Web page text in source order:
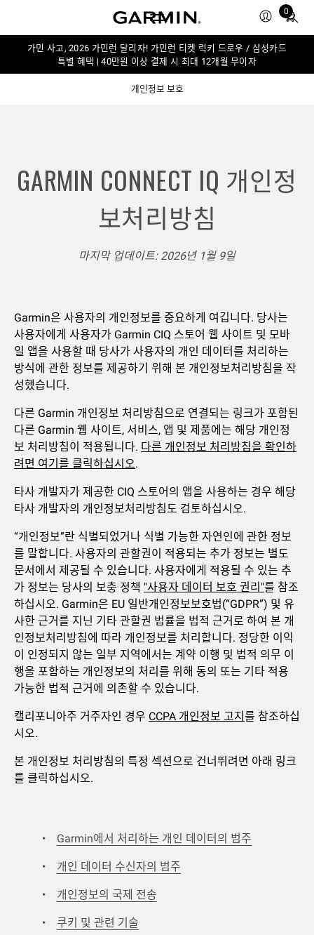
0
Total
items
in
cart:
가민 사고, 2026 가민런 달리자! 가민런 티켓 럭키 드로우 / 삼성카드
특별 혜택 | 40만원 이상 결제 시 최대 12개월 무이자
개인정보 보호
GARMIN CONNECT IQ 개인정
보처리방침
마지막 업데이트: 2026년 1월 9일
Garmin은 사용자의 개인정보를 중요하게 여깁니다. 당사는
사용자에게 사용자가 Garmin CIQ 스토어 웹 사이트 및 모바
일 앱을 사용할 때 당사가 사용자의 개인 데이터를 처리하는
방식에 관한 정보를 제공하기 위해 본 개인정보처리방침을 작
성했습니다.
다른 Garmin 개인정보 처리방침으로 연결되는 링크가 포함된
다른 Garmin 웹 사이트, 서비스, 앱 및 제품에는 해당 개인정
보 처리방침이 적용됩니다. 다른 개인정보 처리방침을 확인하
려면 여기를 클릭하십시오.
타사 개발자가 제공한 CIQ 스토어의 앱을 사용하는 경우 해당
타사 개발자의 개인정보처리방침도 검토하십시오.
“개인정보”란 식별되었거나 식별 가능한 자연인에 관한 정보
를 말합니다. 사용자의 관할권이 적용되는 추가 정보는 별도
문서에서 제공될 수 있습니다. 사용자에게 적용될 수 있는 추
가 정보는 당사의 보충 정책 "사용자 데이터 보호 권리"를 참조
하십시오. Garmin은 EU 일반개인정보보호법(“GDPR”) 및 유
사한 근거를 지닌 기타 관할권 법률을 법적 근거로 하여 본 개
인정보처리방침에 따라 개인정보를 처리합니다. 정당한 이익
이 인정되지 않는 일부 지역에서는 계약 이행 및 법적 의무 이
행을 포함하는 개인정보의 처리를 위해 동의 또는 기타 적용
가능한 법적 근거에 의존할 수 있습니다.
캘리포니아주 거주자인 경우 CCPA 개인정보 고지 를 참조하십
시오.
본 개인정보 처리방침의 특정 섹션으로 건너뛰려면 아래 링크
를 클릭하십시오.
Garmin에서 처리하는 개인 데이터의 범주
개인 데이터 수신자의 범주
개인정보의 국제 전송
쿠키 및 관련 기술